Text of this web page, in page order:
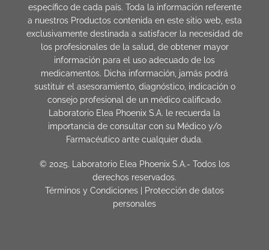
específico de cada país. Toda la información referente
a nuestros Productos contenida en este sitio web, esta
exclusivamente destinada a satisfacer la necesidad de
los profesionales de la salud, de obtener mayor
información para el uso adecuado de los
medicamentos. Dicha información, jamás podrá
sustituir el asesoramiento, diagnóstico, indicación o
consejo profesional de un médico calificado.
Laboratorio Elea Phoenix S.A. le recuerda la
importancia de consultar con su Médico y/o
Farmacéutico ante cualquier duda.
© 2025. Laboratorio Elea Phoenix S.A.- Todos los
derechos reservados.
Términos y Condiciones | Protección de datos
personales